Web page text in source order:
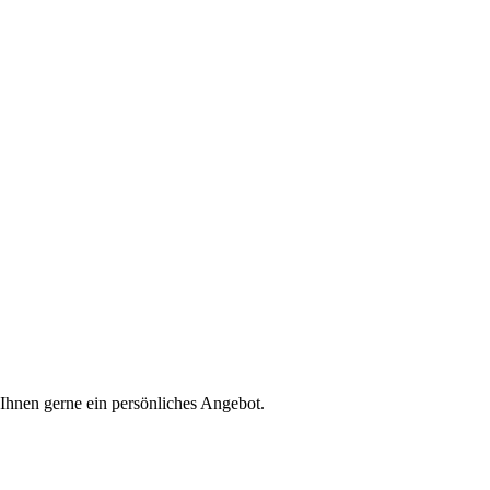
gerne ein persönliches Angebot.